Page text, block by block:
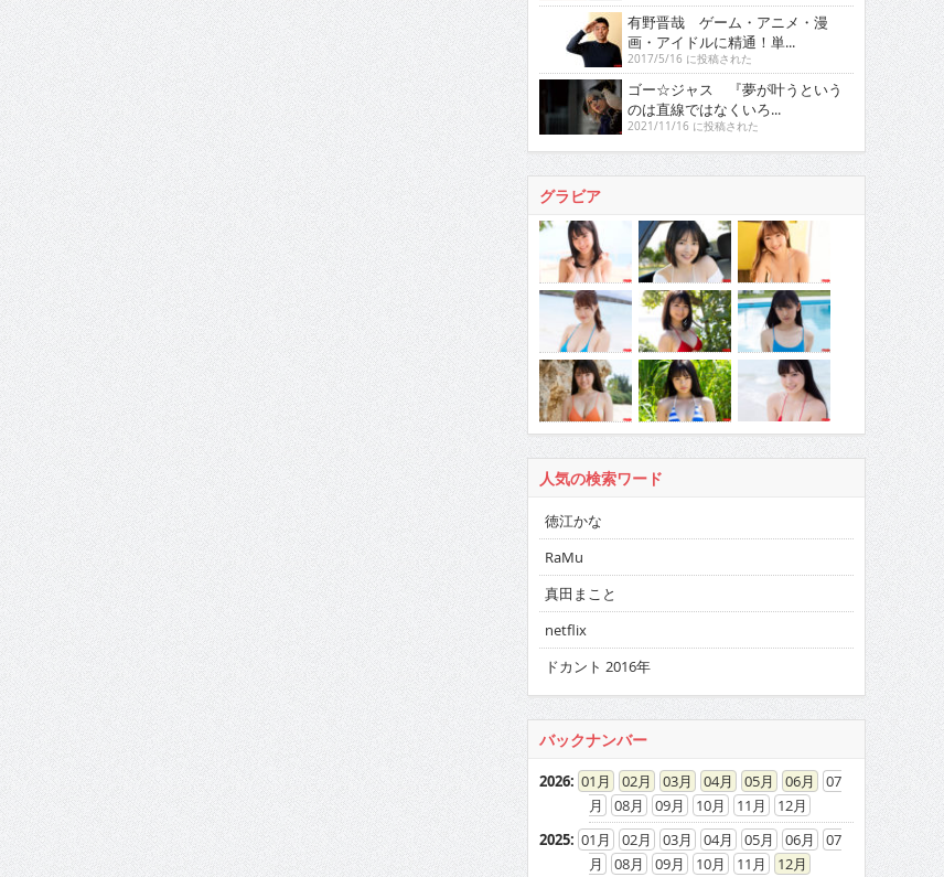
有野晋哉 ゲーム・アニメ・漫
画・アイドルに精通！単...
2017/5/16 に投稿された
ゴー☆ジャス 『夢が叶うという
のは直線ではなくいろ...
2021/11/16 に投稿された
グラビア
人気の検索ワード
徳江かな
RaMu
真田まこと
netflix
ドカント 2016年
バックナンバー
2026: 01 02 03 04 05 06
07
08
09 10 11
12
2025: 01 02 03 04 05 06
07
08
09 10 11
12